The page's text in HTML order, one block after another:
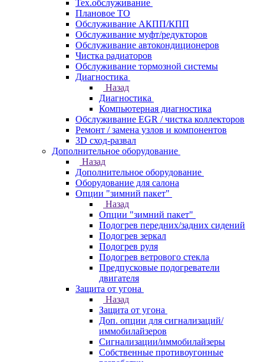
Тех.обслуживание
Плановое ТО
Обслуживание АКПП/КПП
Обслуживание муфт/редукторов
Обслуживание автокондиционеров
Чистка радиаторов
Обслуживание тормозной системы
Диагностика
Назад
Диагностика
Компьютерная диагностика
Обслуживание EGR / чистка коллекторов
Ремонт / замена узлов и компонентов
3D сход-развал
Дополнительное оборудование
Назад
Дополнительное оборудование
Оборудование для салона
Опции "зимний пакет"
Назад
Опции "зимний пакет"
Подогрев передних/задних сидений
Подогрев зеркал
Подогрев руля
Подогрев ветрового стекла
Предпусковые подогреватели
двигателя
Защита от угона
Назад
Защита от угона
Доп. опции для сигнализаций/
иммобилайзеров
Сигнализации/иммобилайзеры
Собственные противоугонные